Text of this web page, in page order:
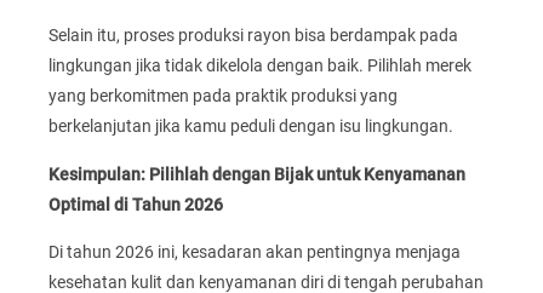
Selain itu, proses produksi rayon bisa berdampak pada
lingkungan jika tidak dikelola dengan baik. Pilihlah merek
yang berkomitmen pada praktik produksi yang
berkelanjutan jika kamu peduli dengan isu lingkungan.
Kesimpulan: Pilihlah dengan Bijak untuk Kenyamanan
Optimal di Tahun 2026
Di tahun 2026 ini, kesadaran akan pentingnya menjaga
kesehatan kulit dan kenyamanan diri di tengah perubahan